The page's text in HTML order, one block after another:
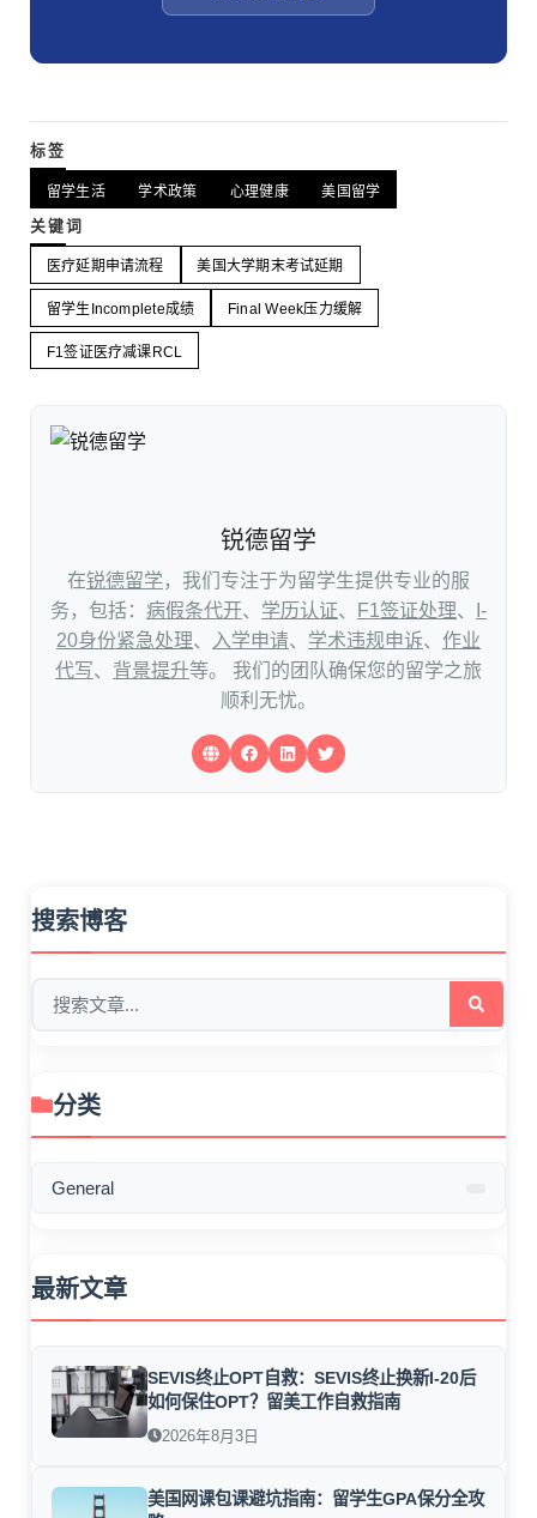
标签
留学生活 学术政策 心理健康 美国留学
关键词
医疗延期申请流程 美国大学期末考试延期
留学生Incomplete成绩 Final Week压力缓解
F1签证医疗减课RCL
锐德留学
在锐德留学 ，我们专注于为留学生提供专业的服
务，包括： 病假条代开、 学历认证、 F1签证处理、
I-
20身份紧急处理、 入学申请、 学术违规申诉、 作业
代写、 背景提升等。 我们的团队确保您的留学之旅
顺利无忧。
搜索博客
分类
General
最新文章
SEVIS终止OPT自救：SEVIS终止换新I-20后
如何保住OPT？留美工作自救指南
2026年8月3日
美国网课包课避坑指南：留学生GPA保分全攻